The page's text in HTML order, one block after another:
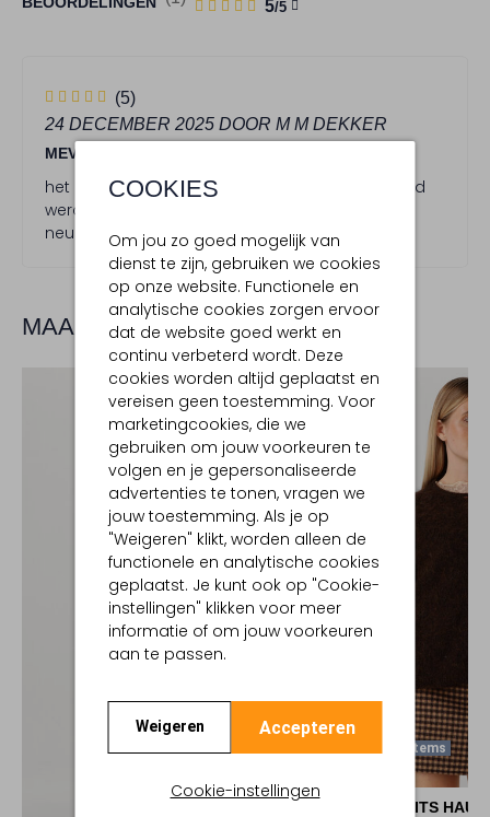
COOKIES
Om jou zo goed mogelijk van
dienst te zijn, gebruiken we cookies
op onze website. Functionele en
analytische cookies zorgen ervoor
dat de website goed werkt en
continu verbeterd wordt. Deze
cookies worden altijd geplaatst en
vereisen geen toestemming. Voor
marketingcookies, die we
gebruiken om jouw voorkeuren te
volgen en je gepersonaliseerde
advertenties te tonen, vragen we
jouw toestemming. Als je op
"Weigeren" klikt, worden alleen de
functionele en analytische cookies
geplaatst. Je kunt ook op "Cookie-
instellingen" klikken voor meer
informatie of om jouw voorkeuren
aan te passen.
Weigeren Accepteren
Cookie-instellingen
5/5
5
S
t
e
r
r
e
(5)
24 DECEMBER 2025 DOOR M M DEKKER
MEVR
het zou goed zijn als er een halve maat gevored
werd, ik heb 39.5 voor dese laars ivm de smalle
neus, maar hij loopt heel goed en is mooi
MAAK JE LOOK COMPLEET
Laatste Items
DES PETITS